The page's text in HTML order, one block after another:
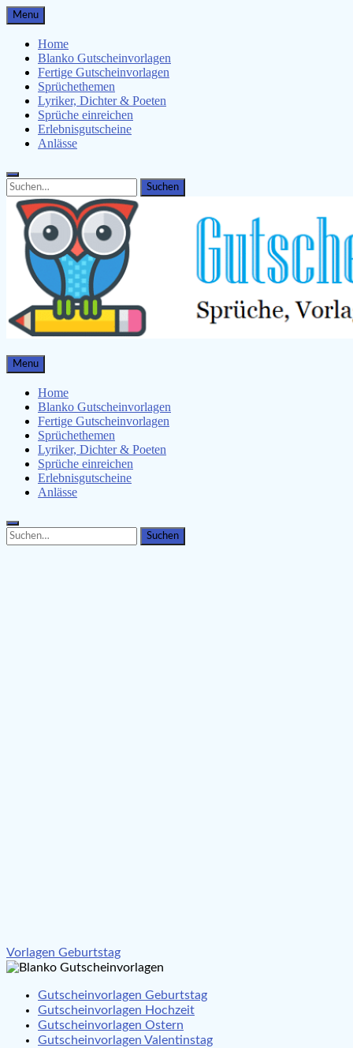
Skip
to
content
Menu
Home
Blanko Gutscheinvorlagen
Fertige Gutscheinvorlagen
Sprüchethemen
Lyriker, Dichter & Poeten
Sprüche einreichen
Erlebnisgutscheine
Anlässe
Search
for:
Search
Gutscheinspruch.de
Gutscheinsprüche & Gutscheinvorlagen finden
Menu
Home
Blanko Gutscheinvorlagen
Fertige Gutscheinvorlagen
Sprüchethemen
Lyriker, Dichter & Poeten
Sprüche einreichen
Erlebnisgutscheine
Anlässe
Search
for:
Search
Beitragsnavigation
Vorlagen Geburtstag
Gutscheinvorlagen Geburtstag
Gutscheinvorlagen Hochzeit
Gutscheinvorlagen Ostern
Gutscheinvorlagen Valentinstag